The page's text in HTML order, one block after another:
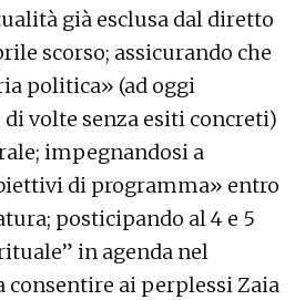
già esclusa dal diretto
scorso; assicurando che
politica» (ad oggi
volte senza esiti concreti)
impegnandosi a
di programma» entro
posticipando al 4 e 5
in agenda nel
consentire ai perplessi Zaia